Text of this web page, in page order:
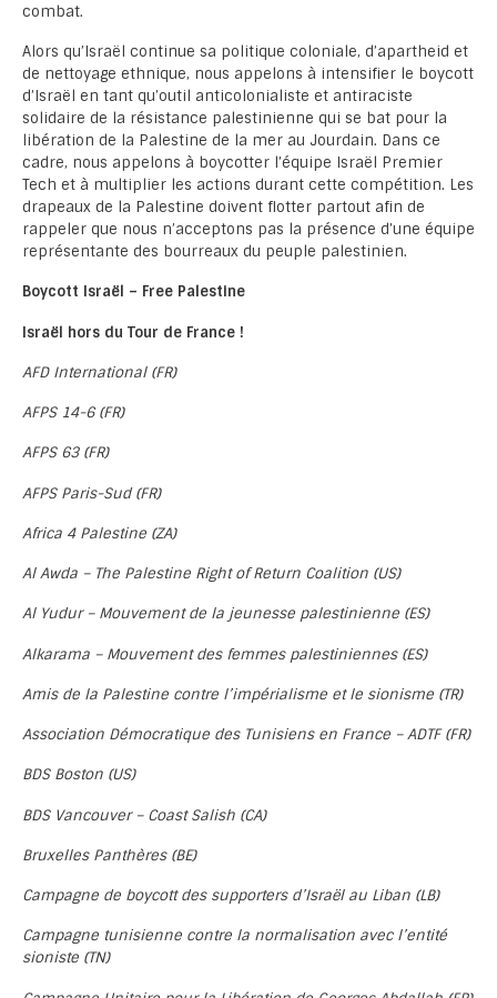
combat.
Alors qu’Israël continue sa politique coloniale, d’apartheid et
de nettoyage ethnique, nous appelons à intensifier le boycott
d’Israël en tant qu’outil anticolonialiste et antiraciste
solidaire de la résistance palestinienne qui se bat pour la
libération de la Palestine de la mer au Jourdain. Dans ce
cadre, nous appelons à boycotter l’équipe Israël Premier
Tech et à multiplier les actions durant cette compétition. Les
drapeaux de la Palestine doivent flotter partout afin de
rappeler que nous n’acceptons pas la présence d’une équipe
représentante des bourreaux du peuple palestinien.
Boycott Israël – Free Palestine
Israël hors du Tour de France !
AFD International (FR)
AFPS 14-6 (FR)
AFPS 63 (FR)
AFPS Paris-Sud (FR)
Africa 4 Palestine (ZA)
Al Awda – The Palestine Right of Return Coalition (US)
Al Yudur – Mouvement de la jeunesse palestinienne (ES)
Alkarama – Mouvement des femmes palestiniennes (ES)
Amis de la Palestine contre l’impérialisme et le sionisme (TR)
Association Démocratique des Tunisiens en France – ADTF (FR)
BDS Boston (US)
BDS Vancouver – Coast Salish (CA)
Bruxelles Panthères (BE)
Campagne de boycott des supporters d’Israël au Liban (LB)
Campagne tunisienne contre la normalisation avec l’entité
sioniste (TN)